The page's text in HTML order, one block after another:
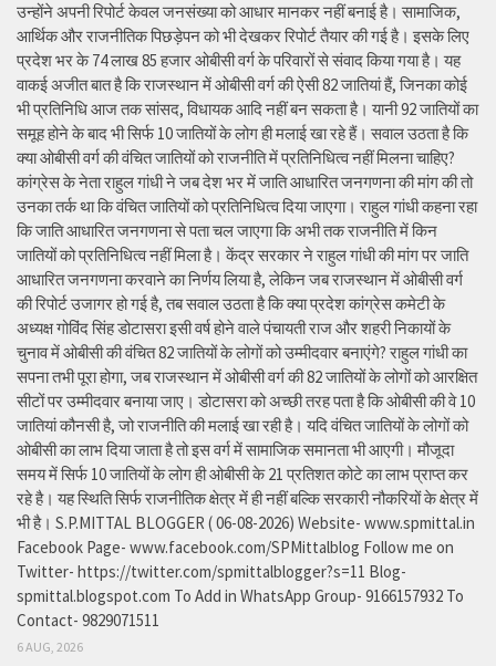
उन्होंने अपनी रिपोर्ट केवल जनसंख्या को आधार मानकर नहीं बनाई है। सामाजिक,
आर्थिक और राजनीतिक पिछड़ेपन को भी देखकर रिपोर्ट तैयार की गई है। इसके लिए
प्रदेश भर के 74 लाख 85 हजार ओबीसी वर्ग के परिवारों से संवाद किया गया है। यह
वाकई अजीत बात है कि राजस्थान में ओबीसी वर्ग की ऐसी 82 जातियां हैं, जिनका कोई
भी प्रतिनिधि आज तक सांसद, विधायक आदि नहीं बन सकता है। यानी 92 जातियों का
समूह होने के बाद भी सिर्फ 10 जातियों के लोग ही मलाई खा रहे हैं। सवाल उठता है कि
क्या ओबीसी वर्ग की वंचित जातियों को राजनीति में प्रतिनिधित्व नहीं मिलना चाहिए?
कांग्रेस के नेता राहुल गांधी ने जब देश भर में जाति आधारित जनगणना की मांग की तो
उनका तर्क था कि वंचित जातियों को प्रतिनिधित्व दिया जाएगा। राहुल गांधी कहना रहा
कि जाति आधारित जनगणना से पता चल जाएगा कि अभी तक राजनीति में किन
जातियों को प्रतिनिधित्व नहीं मिला है। केंद्र सरकार ने राहुल गांधी की मांग पर जाति
आधारित जनगणना करवाने का निर्णय लिया है, लेकिन जब राजस्थान में ओबीसी वर्ग
की रिपोर्ट उजागर हो गई है, तब सवाल उठता है कि क्या प्रदेश कांग्रेस कमेटी के
अध्यक्ष गोविंद सिंह डोटासरा इसी वर्ष होने वाले पंचायती राज और शहरी निकायों के
चुनाव में ओबीसी की वंचित 82 जातियों के लोगों को उम्मीदवार बनाएंगे? राहुल गांधी का
सपना तभी पूरा होगा, जब राजस्थान में ओबीसी वर्ग की 82 जातियों के लोगों को आरक्षित
सीटों पर उम्मीदवार बनाया जाए। डोटासरा को अच्छी तरह पता है कि ओबीसी की वे 10
जातियां कौनसी है, जो राजनीति की मलाई खा रही है। यदि वंचित जातियों के लोगों को
ओबीसी का लाभ दिया जाता है तो इस वर्ग में सामाजिक समानता भी आएगी। मौजूदा
समय में सिर्फ 10 जातियों के लोग ही ओबीसी के 21 प्रतिशत कोटे का लाभ प्राप्त कर
रहे है। यह स्थिति सिर्फ राजनीतिक क्षेत्र में ही नहीं बल्कि सरकारी नौकरियों के क्षेत्र में
भी है। S.P.MITTAL BLOGGER ( 06-08-2026) Website- www.spmittal.in
Facebook Page- www.facebook.com/SPMittalblog Follow me on
Twitter- https://twitter.com/spmittalblogger?s=11 Blog-
spmittal.blogspot.com To Add in WhatsApp Group- 9166157932 To
Contact- 9829071511
6 AUG, 2026